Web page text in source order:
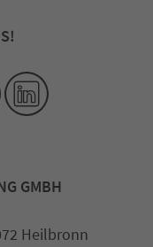
GMBH
Heilbronn